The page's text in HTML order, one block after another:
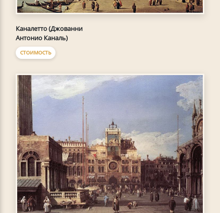
Каналетто (Джованни
Антонио Каналь)
СТОИМОСТЬ